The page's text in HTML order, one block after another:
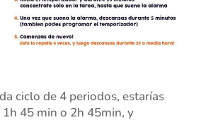
ciclo de 4 periodos, estarías
45 min o 2h 45min, y